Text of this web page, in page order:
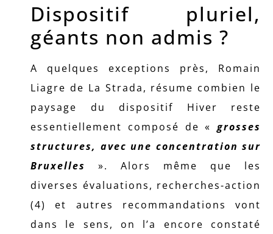
Dispositif pluriel,
géants non admis ?
A quelques exceptions près, Romain
Liagre de La Strada, résume combien le
paysage du dispositif Hiver reste
essentiellement composé de « grosses
structures, avec une concentration sur
Bruxelles
». Alors même que les
diverses évaluations, recherches-action
(4) et autres recommandations vont
dans le sens, on l’a encore constaté